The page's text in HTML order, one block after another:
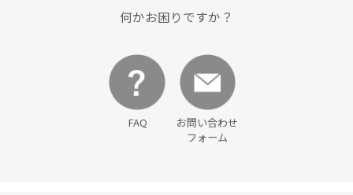
何かお困りですか？
FAQ
お問い合わせ
フォーム